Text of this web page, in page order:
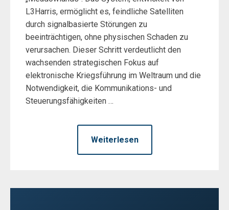
L3Harris, ermöglicht es, feindliche Satelliten
durch signalbasierte Störungen zu
beeinträchtigen, ohne physischen Schaden zu
verursachen. Dieser Schritt verdeutlicht den
wachsenden strategischen Fokus auf
elektronische Kriegsführung im Weltraum und die
Notwendigkeit, die Kommunikations- und
Steuerungsfähigkeiten …
Weiterlesen